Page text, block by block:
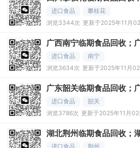
产品求购；
进口食品
攀枝花
浏览3344次 更新于2025年11月
广西南宁临期食品回收；
求购；广西
进口食品
南宁
浏览3634次 更新于2025年11月
广东韶关临期食品回收；
求购；广东
进口食品
韶关
浏览3786次 更新于2025年11月02
湖北荆州临期食品回收；
求购；湖北
进口食品
荆州